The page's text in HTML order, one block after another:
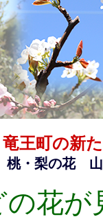
竜王町の新
桃・梨の花 山
花が